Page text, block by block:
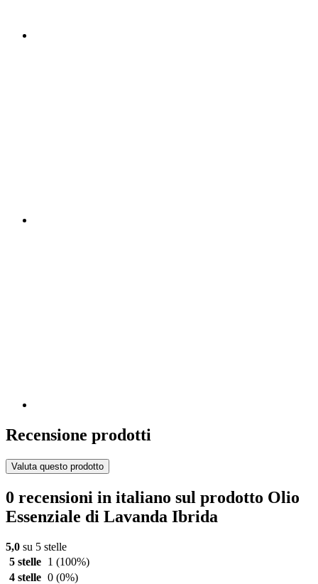
Recensione prodotti
Valuta questo prodotto
0 recensioni in italiano sul prodotto Olio
Essenziale di Lavanda Ibrida
5,0 su 5 stelle
5 stelle
1 (100%)
4 stelle 0 (0%)